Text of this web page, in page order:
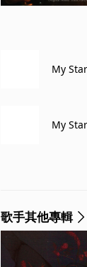
My Star
My
歌手其他專輯